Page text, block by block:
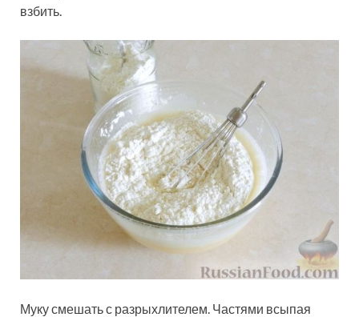
взбить.
Муку смешать с разрыхлителем. Частями всыпая